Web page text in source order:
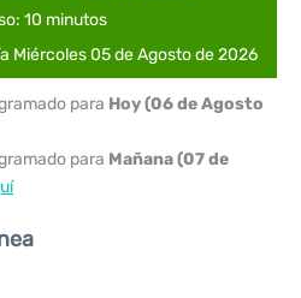
10 minutos
Miércoles 05 de Agosto de 2026
para Hoy (06 de Agosto
para Mañana (07 de